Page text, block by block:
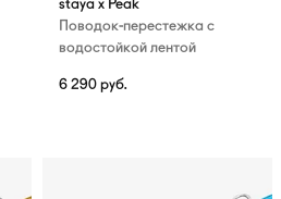
staya x Peak
Поводок-перестежка с
водостойкой лентой
6 290 руб.